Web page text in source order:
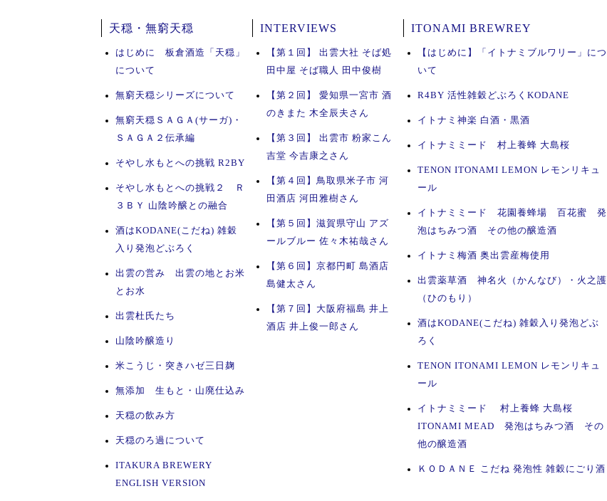
天穏・無窮天穏
はじめに 板倉酒造「天穏」
について
無窮天穏シリーズについて
無窮天穏ＳＡＧＡ(サーガ)・
ＳＡＧＡ２伝承編
そやし水もとへの挑戦 R2BY
そやし水もとへの挑戦２ Ｒ
３ＢＹ 山陰吟醸との融合
酒はKODANE(こだね) 雑穀
入り発泡どぶろく
出雲の営み 出雲の地とお米
とお水
出雲杜氏たち
山陰吟醸造り
米こうじ・突きハゼ三日麹
無添加 生もと・山廃仕込み
天穏の飲み方
天穏のろ過について
ITAKURA BREWERY
ENGLISH VERSION
INTERVIEWS
【第１回】 出雲大社 そば処
田中屋 そば職人 田中俊樹
【第２回】 愛知県一宮市 酒
のきまた 木全辰夫さん
【第３回】 出雲市 粉家こん
吉堂 今吉康之さん
【第４回】鳥取県米子市 河
田酒店 河田雅樹さん
【第５回】滋賀県守山 アズ
ールブルー 佐々木祐哉さん
【第６回】京都円町 島酒店
島健太さん
【第７回】大阪府福島 井上
酒店 井上俊一郎さん
ITONAMI BREWREY
【はじめに】「イトナミブルワリー」につ
いて
R4BY 活性雑穀どぶろくKODANE
イトナミ神楽 白酒・黒酒
イトナミミード 村上養蜂 大島桜
TENON ITONAMI LEMON レモンリキュ
ール
イトナミミード 花園養蜂場 百花蜜 発
泡はちみつ酒 その他の醸造酒
イトナミ梅酒 奥出雲産梅使用
出雲薬草酒 神名火（かんなび）・火之護
（ひのもり）
酒はKODANE(こだね) 雑穀入り発泡どぶ
ろく
TENON ITONAMI LEMON レモンリキュ
ール
イトナミミード 村上養蜂 大島桜
ITONAMI MEAD 発泡はちみつ酒 その
他の醸造酒
ＫＯＤＡＮＥ こだね 発泡性 雑穀にごり酒